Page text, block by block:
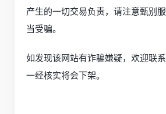
产生的一切交易负责，请注意甄别
当受骗。
如发现该网站有诈骗嫌疑，欢迎联
一经核实将会下架。